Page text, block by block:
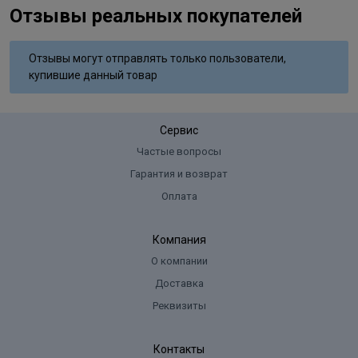
Отзывы реальных покупателей
Отзывы могут отправлять только пользователи,
купившие данный товар
Сервис
Частые вопросы
Гарантия и возврат
Оплата
Компания
О компании
Доставка
Реквизиты
Контакты